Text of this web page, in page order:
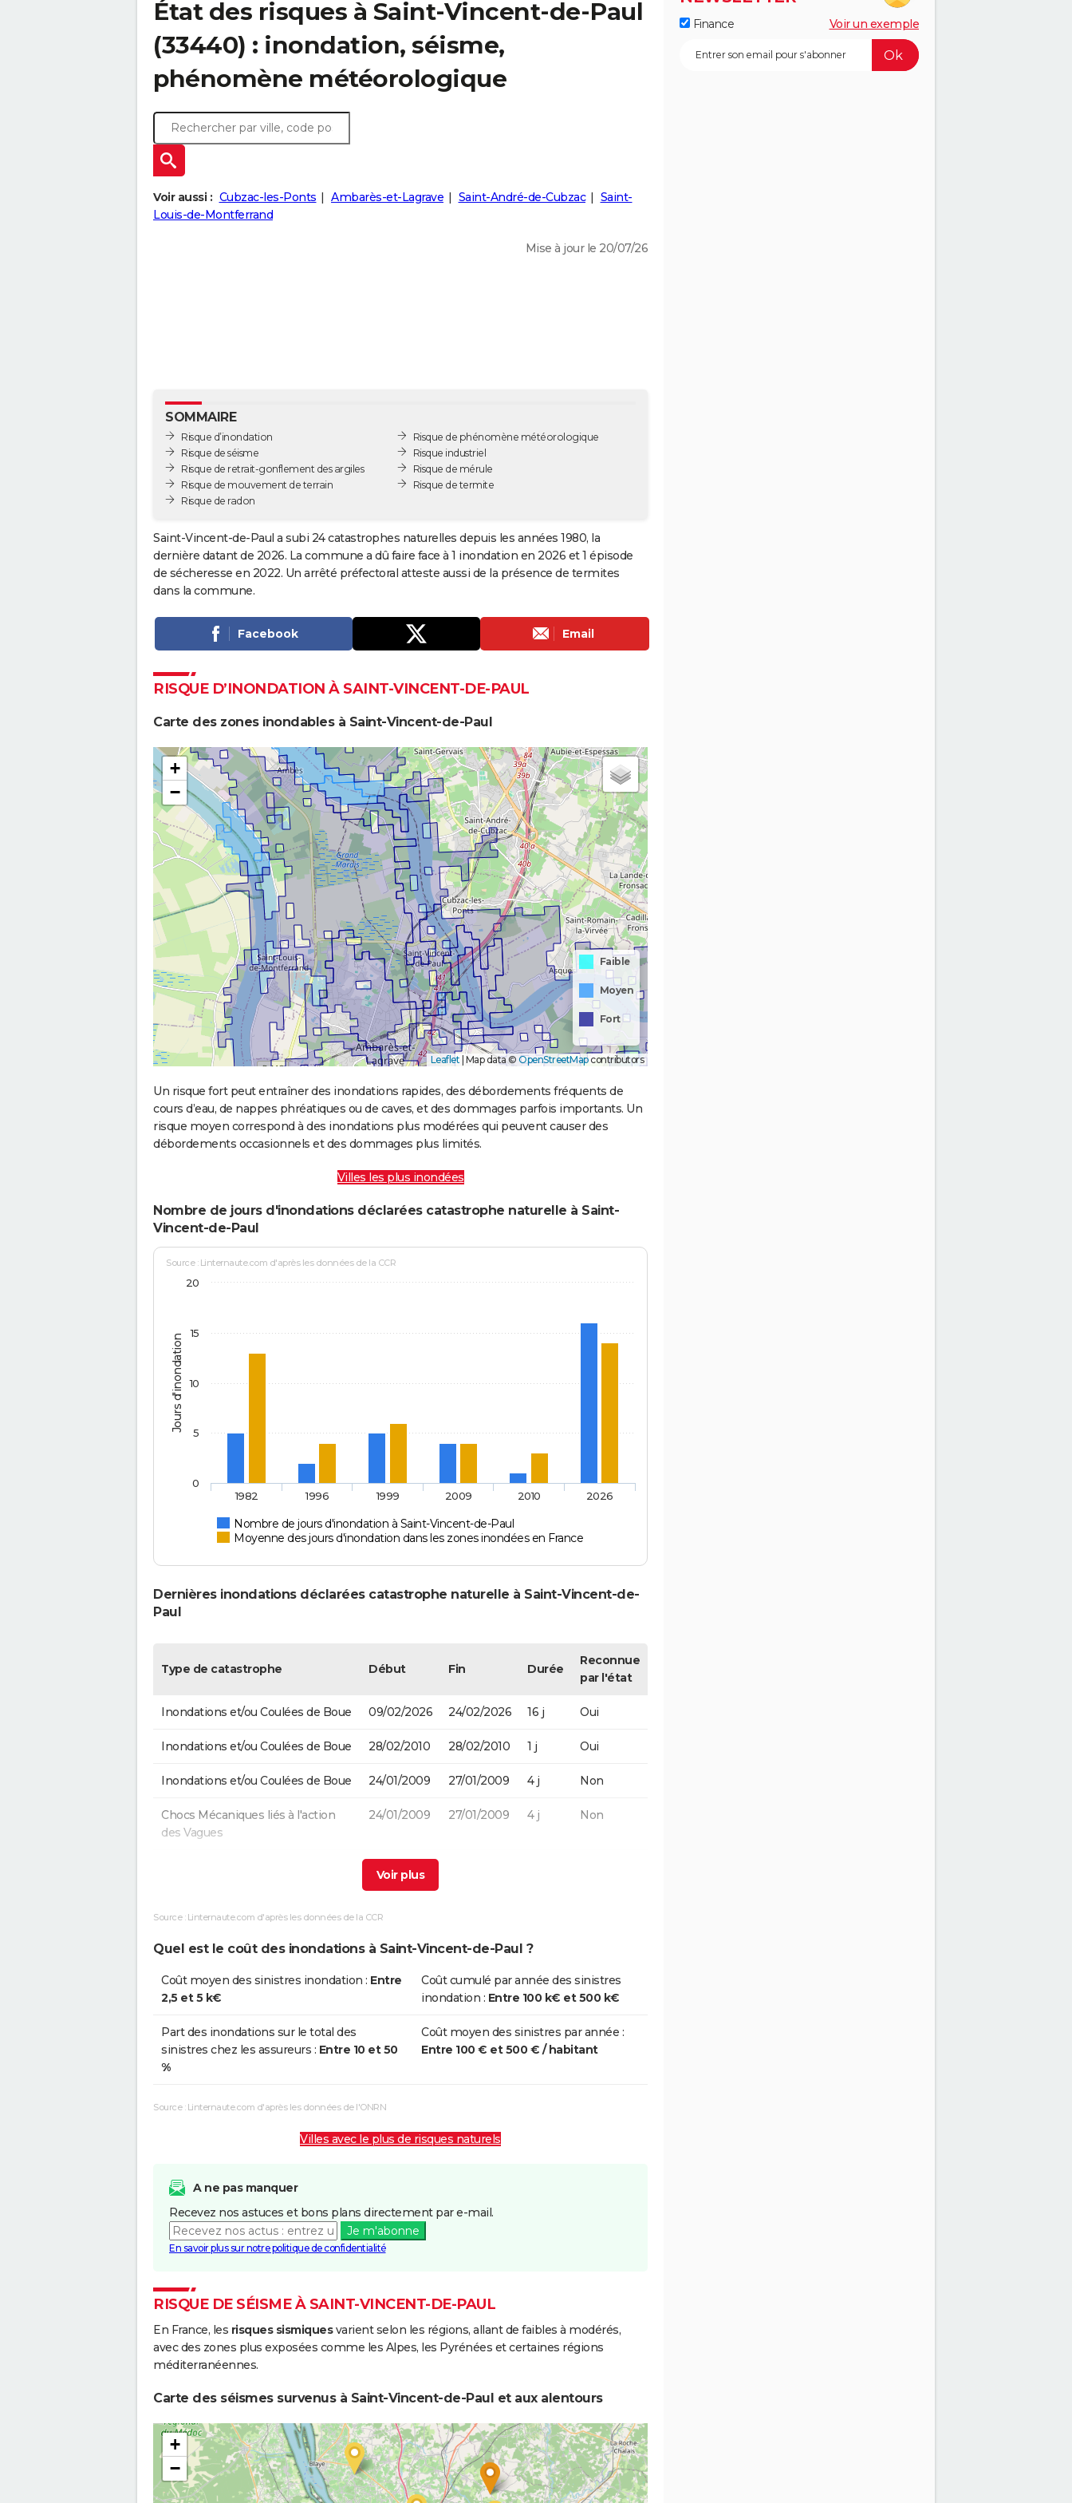
État des risques à Saint-Vincent-de-Paul
(33440) : inondation, séisme,
phénomène météorologique
Voir aussi : Cubzac-les-Ponts Ambarès-et-Lagrave Saint-André-de-Cubzac
Saint-
Louis-de-Montferrand
Mise à jour le 20/07/26
SOMMAIRE
Risque d’inondation
Risque de séisme
Risque de retrait-gonflement des argiles
Risque de mouvement de terrain
Risque de radon
Risque de phénomène météorologique
Risque industriel
Risque de mérule
Risque de termite
Saint-Vincent-de-Paul a subi 24 catastrophes naturelles depuis les années 1980, la
dernière datant de 2026. La commune a dû faire face à 1 inondation en 2026 et 1 épisode
de sécheresse en 2022. Un arrêté préfectoral atteste aussi de la présence de termites
dans la commune.
Facebook Email
RISQUE D’INONDATION À SAINT-VINCENT-DE-PAUL
Carte des zones inondables à Saint-Vincent-de-Paul
+
−
Faible
Moyen
Fort
Leaflet | Map data © OpenStreetMapcontributors
Un risque fort peut entraîner des inondations rapides, des débordements fréquents de
cours d’eau, de nappes phréatiques ou de caves, et des dommages parfois importants. Un
risque moyen correspond à des inondations plus modérées qui peuvent causer des
débordements occasionnels et des dommages plus limités.
Villes les plus inondées
Nombre de jours d'inondations déclarées catastrophe naturelle à Saint-
Vincent-de-Paul
Jours d'inondation
Source : Linternaute.com d'après les données de la CCR
Nombre de jours d'inondation à Saint-Vincent-de-Paul
Moyenne des jours d'inondation dans les zones inondées en France
1982 1996 1999 2009 2010 2026
0
5
10
15
20
Dernières inondations déclarées catastrophe naturelle à Saint-Vincent-de-
Paul
Type de catastrophe Début Fin Durée
Reconnue
par l'état
Inondations et/ou Coulées de Boue 09/02/2026 24/02/2026 16 j Oui
Inondations et/ou Coulées de Boue 28/02/2010 28/02/2010 1 j Oui
Inondations et/ou Coulées de Boue 24/01/2009 27/01/2009 4 j Non
Chocs Mécaniques liés à l'action
des Vagues
24/01/2009 27/01/2009 4 j Non
25/12/1999
des Vagues
Chocs Mécaniques liés à l'action
07/02/1996 08/02/1996 2 j
Inondations et/ou Coulées de Boue 06/11/1982 10/11/1982 5 j Oui
Source : Linternaute.com d'après les données de la CCR
Quel est le coût des inondations à Saint-Vincent-de-Paul ?
Coût moyen des sinistres inondation : Entre
2,5 et 5 k€
Coût cumulé par année des sinistres
inondation : Entre 100 k€ et 500 k€
Part des inondations sur le total des
sinistres chez les assureurs : Entre 10 et 50
%
Coût moyen des sinistres par année :
Entre 100 € et 500 € / habitant
Source : Linternaute.com d'après les données de l'ONRN
Villes avec le plus de risques naturels
A ne pas manquer
Recevez nos astuces et bons plans directement par e-mail.
Je m'abonne
En savoir plus sur notre politique de confidentialité
RISQUE DE SÉISME À SAINT-VINCENT-DE-PAUL
En France, les risques sismiquesvarient selon les régions, allant de faibles à modérés,
avec des zones plus exposées comme les Alpes, les Pyrénées et certaines régions
méditerranéennes.
Carte des séismes survenus à Saint-Vincent-de-Paul et aux alentours
+
−
Finance Voir un exemple